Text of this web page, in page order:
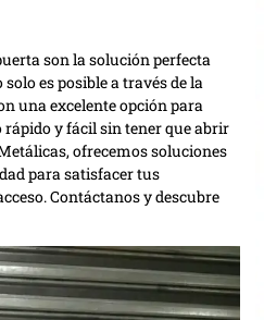
son la solución perfecta
es posible a través de la
una excelente opción para
rápido y fácil sin tener que abrir
ofrecemos soluciones
para satisfacer tus
Contáctanos y descubre